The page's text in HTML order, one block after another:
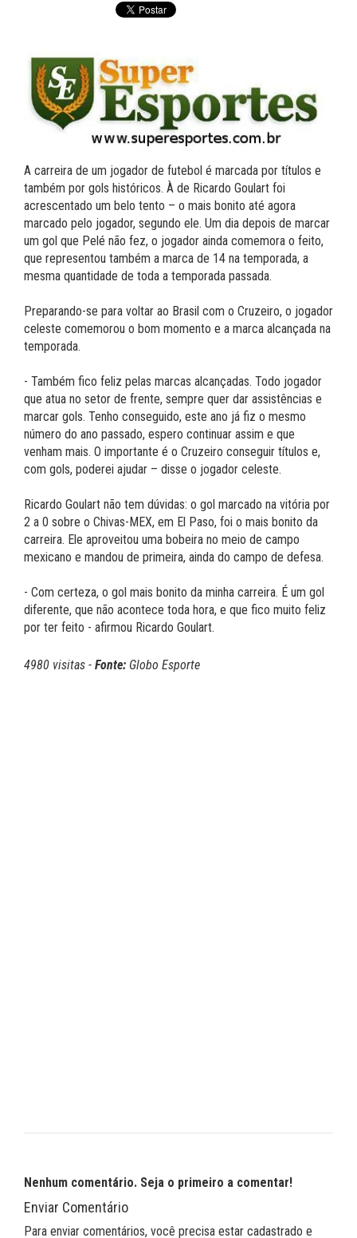
A carreira de um jogador de futebol é marcada por títulos e
também por gols históricos. À de Ricardo Goulart foi
acrescentado um belo tento – o mais bonito até agora
marcado pelo jogador, segundo ele. Um dia depois de marcar
um gol que Pelé não fez, o jogador ainda comemora o feito,
que representou também a marca de 14 na temporada, a
mesma quantidade de toda a temporada passada.
Preparando-se para voltar ao Brasil com o Cruzeiro, o jogador
celeste comemorou o bom momento e a marca alcançada na
temporada.
- Também fico feliz pelas marcas alcançadas. Todo jogador
que atua no setor de frente, sempre quer dar assistências e
marcar gols. Tenho conseguido, este ano já fiz o mesmo
número do ano passado, espero continuar assim e que
venham mais. O importante é o Cruzeiro conseguir títulos e,
com gols, poderei ajudar – disse o jogador celeste.
Ricardo Goulart não tem dúvidas: o gol marcado na vitória por
2 a 0 sobre o Chivas-MEX, em El Paso, foi o mais bonito da
carreira. Ele aproveitou uma bobeira no meio de campo
mexicano e mandou de primeira, ainda do campo de defesa.
- Com certeza, o gol mais bonito da minha carreira. É um gol
diferente, que não acontece toda hora, e que fico muito feliz
por ter feito - afirmou Ricardo Goulart.
4980 visitas - Fonte: Globo Esporte
Nenhum comentário. Seja o primeiro a comentar!
Enviar Comentário
Para enviar comentários, você precisa estar cadastrado e